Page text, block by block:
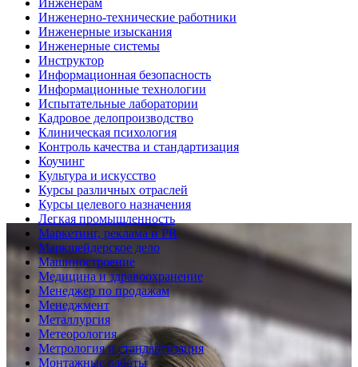
Инженерам
Инженерно-технические работники
Инженерные изыскания
Инженерные системы
Инструктор
Информационная безопасность
Информационные технологии
Испытательные лаборатории
Кадровое делопроизводство
Клиническая психология
Контроль качества и стандартизация
Коучинг
Культура и искусство
Курсы различных отраслей
Курсы целевого назначения
Легкая промышленность
Маркетинг, реклама и PR
Маркшейдерское дело
Машиностроение
Медицина и здравоохранение
Менеджер по продажам
Менеджмент
Металлургия
Метеорология
Метрология и стандартизация
Монтажные работы